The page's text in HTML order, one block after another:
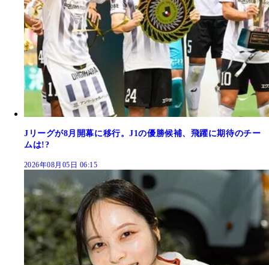
Jリーグが8月開幕に移行。J1の優勝候補、飛躍に期待のチー
ムは!?
2026年08月05日 06:15